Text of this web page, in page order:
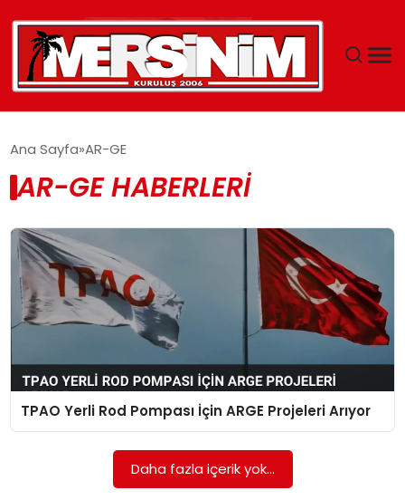
YAŞAM
GÜNCEL
SAĞLIK
EĞITIM
SPOR
EKONOMI
Ana Sayfa AR-GE
AR-GE HABERLERI
TPAO Yerli Rod Pompası İçin ARGE Projeleri Arıyor
Daha fazla içerik yok...